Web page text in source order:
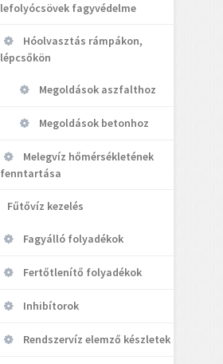
lefolyócsövek fagyvédelme
Hóolvasztás rámpákon,
lépcsőkön
Megoldások aszfalthoz
Megoldások betonhoz
Melegvíz hőmérsékletének
fenntartása
Fűtővíz kezelés
Fagyálló folyadékok
Fertőtlenítő folyadékok
Inhibítorok
Rendszervíz elemző készletek